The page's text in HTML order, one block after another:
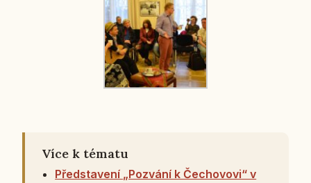
Více k tématu
Představení „Pozvání k Čechovovi“ v